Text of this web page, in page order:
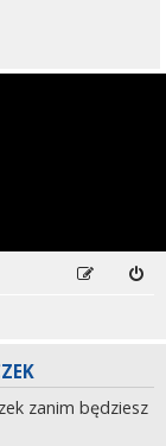
zanim będziesz